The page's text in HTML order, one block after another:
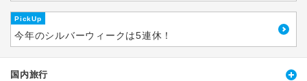
PickUp
今年のシルバーウィークは5連休！
国内旅行